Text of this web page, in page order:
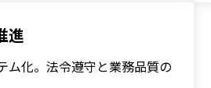
進
ム化。法令遵守と業務品質の